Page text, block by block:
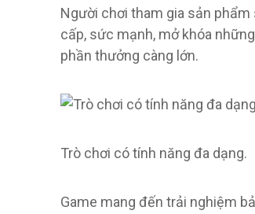
Người chơi tham gia sản
cấp, sức mạnh, mở khóa
phần thưởng càng lớn.
Trò chơi có tính năng đa dạng.
Game mang đến trải nghiệm